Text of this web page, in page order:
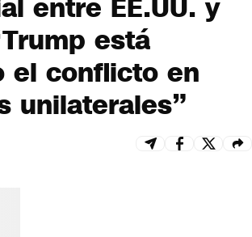
entre EE.UU. y
está
el conflicto en
unilaterales”